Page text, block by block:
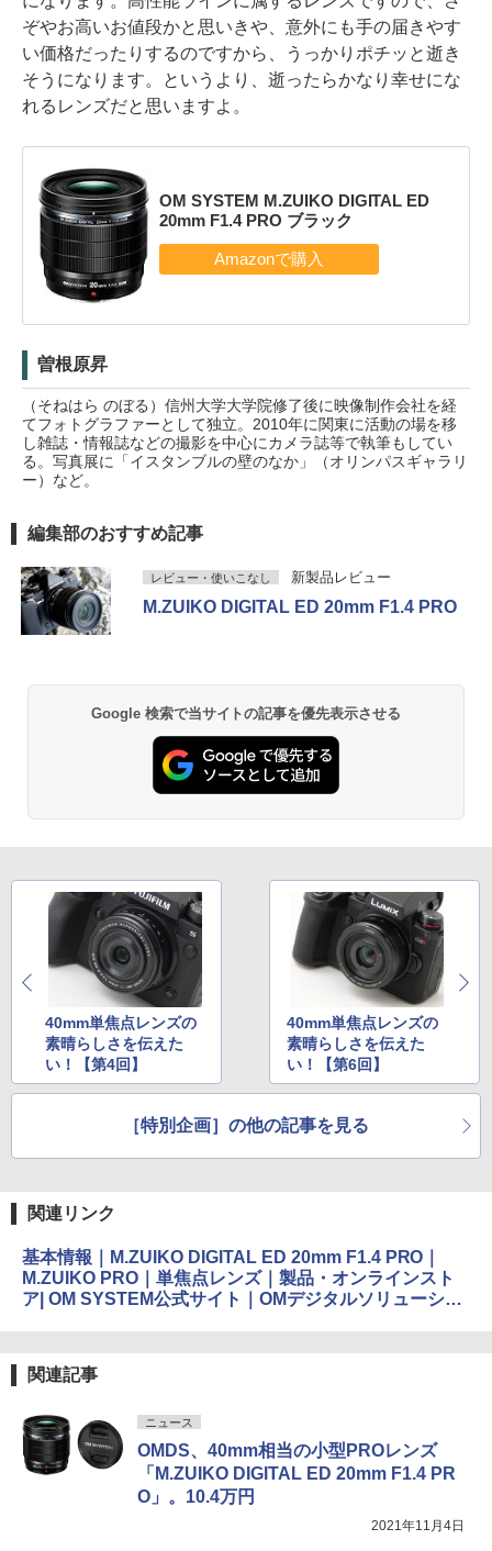
ぞやお高いお値段かと思いきや、意外にも手の届きやす
い価格だったりするのですから、うっかりポチッと逝き
そうになります。というより、逝ったらかなり幸せにな
れるレンズだと思いますよ。
OM SYSTEM M.ZUIKO DIGITAL ED
20mm F1.4 PRO ブラック
曽根原昇
（そねはら のぼる）信州大学大学院修了後に映像制作会社を経
てフォトグラファーとして独立。2010年に関東に活動の場を移
し雑誌・情報誌などの撮影を中心にカメラ誌等で執筆もしてい
る。写真展に「イスタンブルの壁のなか」（オリンパスギャラリ
ー）など。
編集部のおすすめ記事
レビュー・使いこなし 新製品レビュー
M.ZUIKO DIGITAL ED 20mm F1.4 PRO
Google 検索で当サイトの記事を優先表示させる
40mm単焦点レンズの
素晴らしさを伝えた
い！【第4回】
40mm単焦点レンズの
素晴らしさを伝えた
い！【第6回】
［特別企画］の他の記事を見る
関連リンク
基本情報｜M.ZUIKO DIGITAL ED 20mm F1.4 PRO｜
M.ZUIKO PRO｜単焦点レンズ｜製品・オンラインスト
ア| OM SYSTEM公式サイト｜OMデジタルソリューショ
関連記事
ニュース
OMDS、40mm相当の小型PROレンズ
「M.ZUIKO DIGITAL ED 20mm F1.4 PR
O」。10.4万円
2021年11月4日